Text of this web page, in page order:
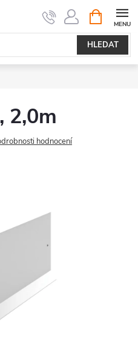
HLEDAT
NÁKUPNÍ
KOŠÍK
2,0m
hodnocení